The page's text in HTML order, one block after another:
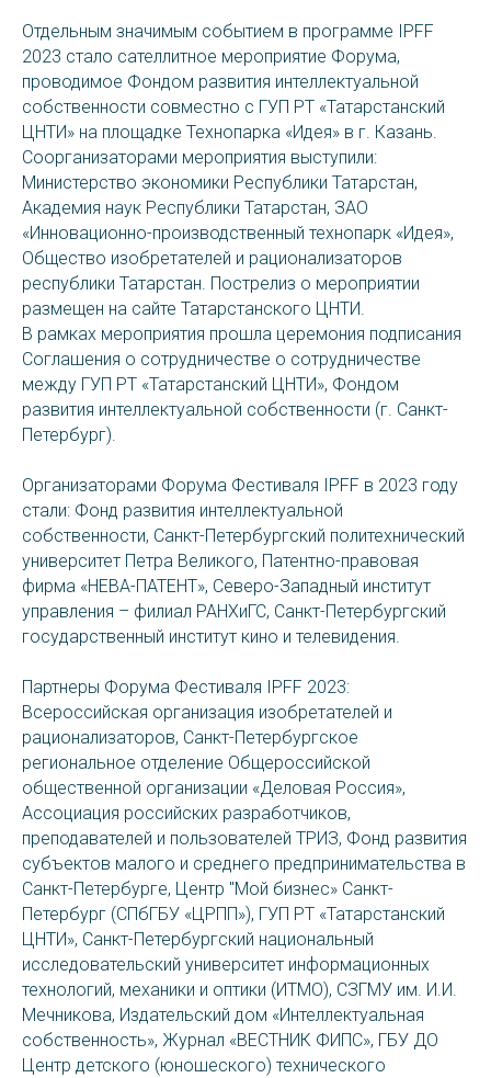
Отдельным значимым событием в программе IPFF
2023 стало сателлитное мероприятие Форума,
проводимое Фондом развития интеллектуальной
собственности совместно с ГУП РТ «Татарстанский
ЦНТИ» на площадке Технопарка «Идея» в г. Казань.
Соорганизаторами мероприятия выступили:
Министерство экономики Республики Татарстан,
Академия наук Республики Татарстан, ЗАО
«Инновационно-производственный технопарк «Идея»,
Общество изобретателей и рационализаторов
республики Татарстан. Пострелиз о мероприятии
размещен на сайте Татарстанского ЦНТИ.
В рамках мероприятия прошла церемония подписания
Соглашения о сотрудничестве о сотрудничестве
между ГУП РТ «Татарстанский ЦНТИ», Фондом
развития интеллектуальной собственности (г. Санкт-
Петербург).
Организаторами Форума Фестиваля IPFF в 2023 году
стали: Фонд развития интеллектуальной
собственности, Санкт-Петербургский политехнический
университет Петра Великого, Патентно-правовая
фирма «НЕВА-ПАТЕНТ», Северо-Западный институт
управления – филиал РАНХиГС, Санкт-Петербургский
государственный институт кино и телевидения.
Партнеры Форума Фестиваля IPFF 2023:
Всероссийская организация изобретателей и
рационализаторов, Санкт-Петербургское
региональное отделение Общероссийской
общественной организации «Деловая Россия»,
Ассоциация российских разработчиков,
преподавателей и пользователей ТРИЗ, Фонд развития
субъектов малого и среднего предпринимательства в
Санкт-Петербурге, Центр "Мой бизнес» Санкт-
Петербург (СПбГБУ «ЦРПП»), ГУП РТ «Татарстанский
ЦНТИ», Санкт-Петербургский национальный
исследовательский университет информационных
технологий, механики и оптики (ИТМО), СЗГМУ им. И.И.
Мечникова, Издательский дом «Интеллектуальная
собственность», Журнал «ВЕСТНИК ФИПС», ГБУ ДО
Центр детского (юношеского) технического